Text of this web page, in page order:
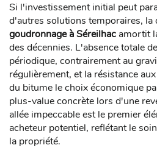
Si l'investissement initial peut
d'autres solutions temporaires, la
goudronnage àSéreilhac amortit
des décennies. L'absence totale
périodique, contrairement au
régulièrement, et la résistance
du bitume le choix économique
plus-value concrète lors d'une
allée impeccable est le premier
acheteur potentiel, reflétant le
la propriété.